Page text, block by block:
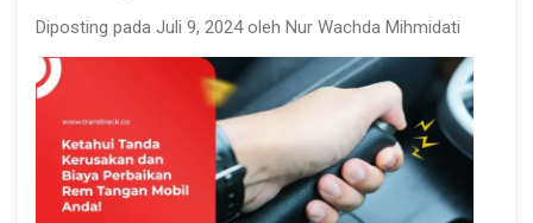
Diposting pada Juli 9, 2024 oleh Nur Wachda Mihmidati